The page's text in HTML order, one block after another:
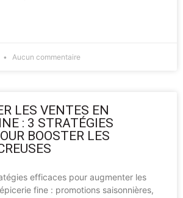
Aucun commentaire
LES VENTES EN
: 3 STRATÉGIES
BOOSTER LES
efficaces pour augmenter les
fine : promotions saisonnières,